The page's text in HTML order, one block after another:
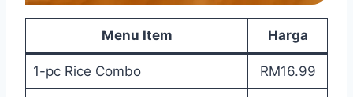
Menu Item Harga
1-pc Rice Combo RM16.99